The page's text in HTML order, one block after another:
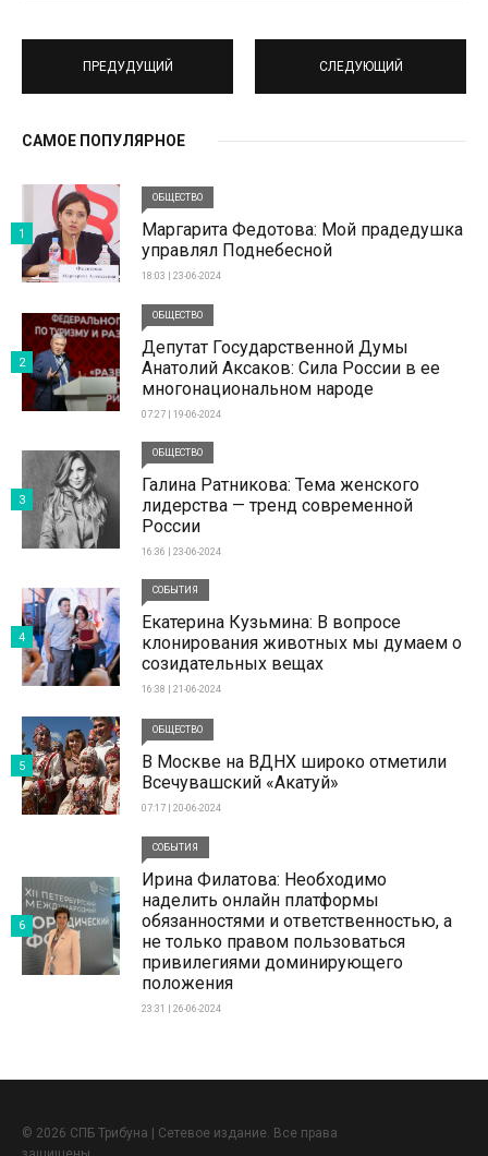
ПРЕДУДУЩИЙ СЛЕДУЮЩИЙ
САМОЕ ПОПУЛЯРНОЕ
ОБЩЕСТВО
Маргарита Федотова: Мой прадедушка
управлял Поднебесной
18:03 | 23-06-2024
1
ОБЩЕСТВО
Депутат Государственной Думы
Анатолий Аксаков: Сила России в ее
многонациональном народе
07:27 | 19-06-2024
2
ОБЩЕСТВО
Галина Ратникова: Тема женского
лидерства — тренд современной
России
16:36 | 23-06-2024
3
СОБЫТИЯ
Екатерина Кузьмина: В вопросе
клонирования животных мы думаем о
созидательных вещах
16:38 | 21-06-2024
4
ОБЩЕСТВО
В Москве на ВДНХ широко отметили
Всечувашский «Акатуй»
07:17 | 20-06-2024
5
СОБЫТИЯ
Ирина Филатова: Необходимо
наделить онлайн платформы
обязанностями и ответственностью, а
не только правом пользоваться
привилегиями доминирующего
положения
23:31 | 26-06-2024
6
© 2026 СПБ Трибуна | Сетевое издание. Все права